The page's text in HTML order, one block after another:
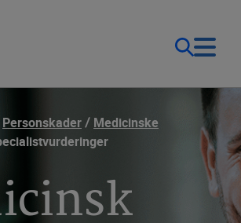
(DK)
Personskader
Medicinske